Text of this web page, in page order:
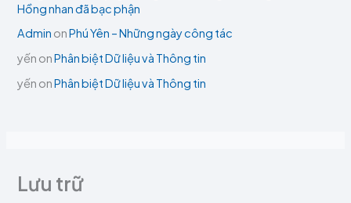
Hồng nhan đã bạc phận
Admin onPhú Yên – Những ngày công tác
yến onPhân biệt Dữ liệu và Thông tin
yến onPhân biệt Dữ liệu và Thông tin
Lưu trữ